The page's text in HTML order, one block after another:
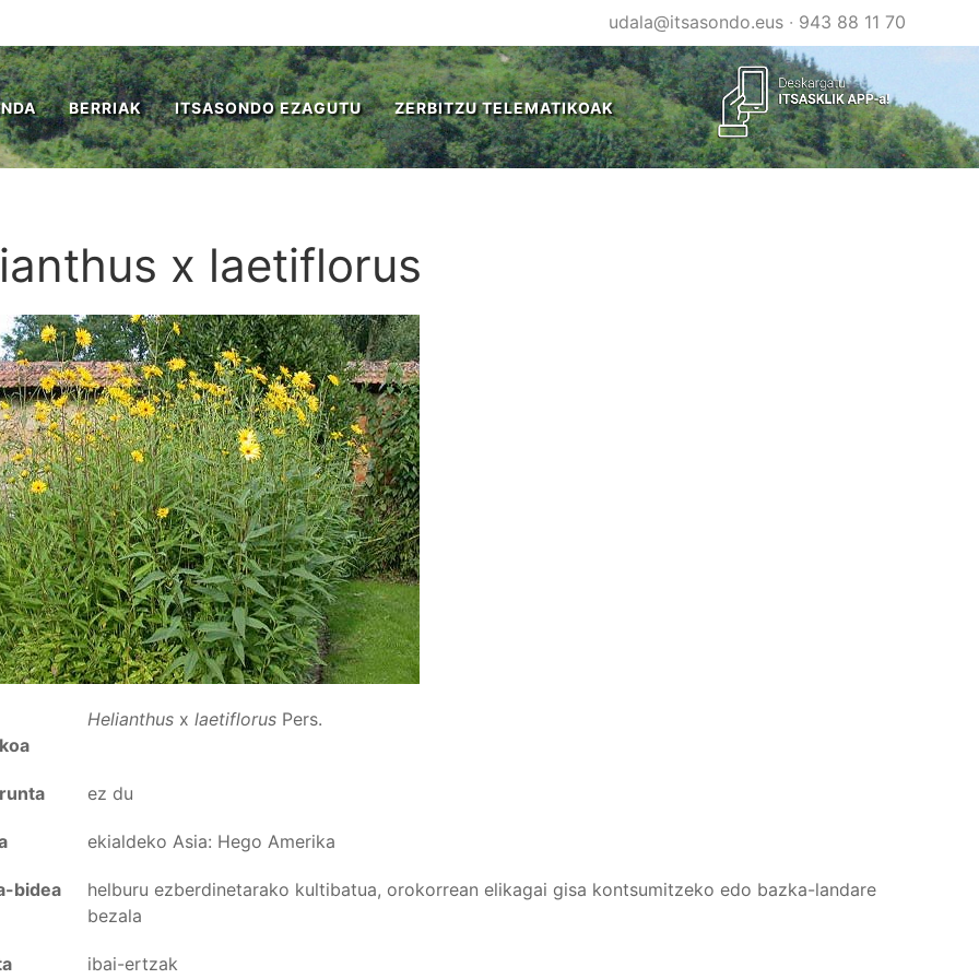
udala@itsasondo.eus· 943 88 11 70
BERRIAK ITSASONDO EZAGUTU ZERBITZU TELEMATIKOAK
x laetiflorus
Helianthus x laetiflorus Pers.
ez du
ekialdeko Asia: Hego Amerika
bidea
helburu ezberdinetarako kultibatua, orokorrean elikagai gisa kontsumitzeko edo bazka-landare
bezala
ibai-ertzak